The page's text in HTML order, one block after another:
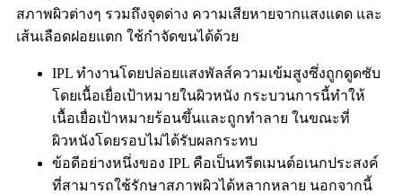
สภาพผิวต่างๆ รวมถึงจุดด่าง ความเสียหายจากแสงแดด และ
เส้นเลือดฝอยแตก ใช้กำจัดขนได้ด้วย
IPL ทำงานโดยปล่อยแสงพัลส์ความเข้มสูงซึ่งถูกดูดซับ
โดยเนื้อเยื่อเป้าหมายในผิวหนัง กระบวนการนี้ทำให้
เนื้อเยื่อเป้าหมายร้อนขึ้นและถูกทำลาย ในขณะที่
ผิวหนังโดยรอบไม่ได้รับผลกระทบ
ข้อดีอย่างหนึ่งของ IPL คือเป็นทรีตเมนต์อเนกประสงค์
ที่สามารถใช้รักษาสภาพผิวได้หลากหลาย นอกจากนี้